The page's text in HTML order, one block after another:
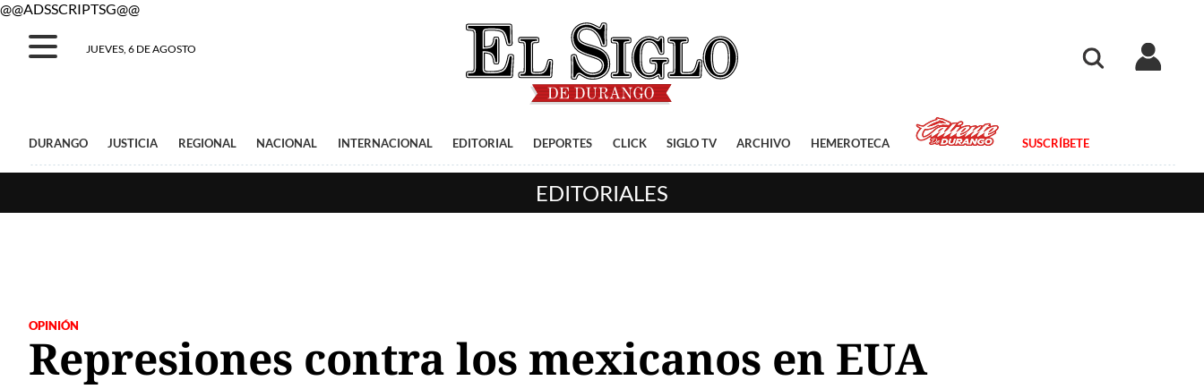
@@ADSSCRIPTSG@@
JUEVES, 6 DE AGOSTO
DURANGO JUSTICIA REGIONAL NACIONAL INTERNACIONAL EDITORIAL DEPORTES CLICK SIGLO TV ARCHIVO HEMEROTECA SUSCRÍBETE
EDITORIALES
OPINIÓN
Represiones contra los mexicanos en EUA